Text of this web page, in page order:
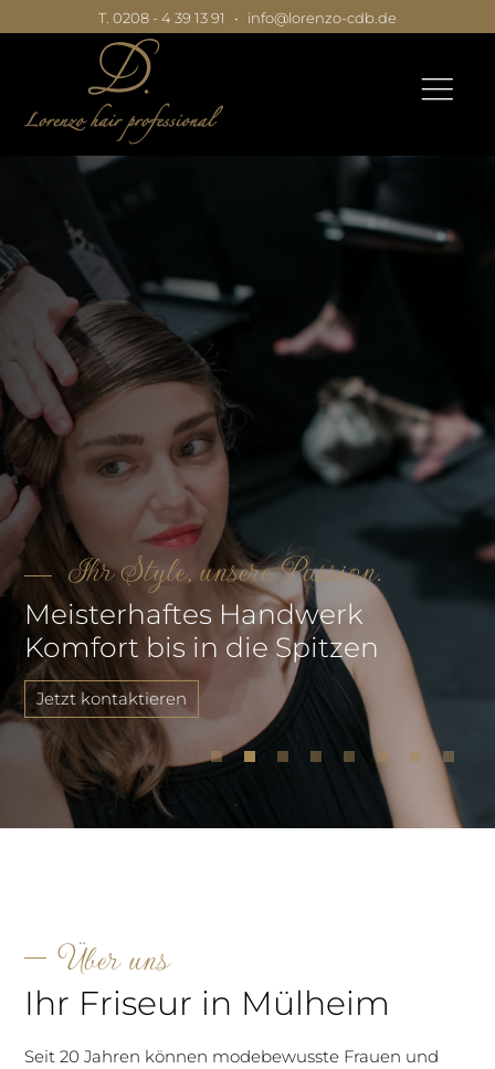
|
|
|
T. 0208 - 4 39 13 91 • info@lorenzo-cdb.de
Ihr Style, unsere Passion.
Meisterhaftes Handwerk
Komfort bis in die Spitzen
Jetzt kontaktieren
Über uns
Ihr Friseur in Mülheim
Seit 20 Jahren können modebewusste Frauen und